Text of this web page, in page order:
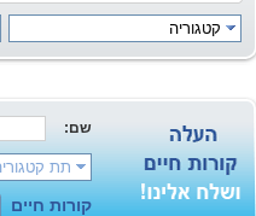
קטגוריה
שם:
תת
קורות חיים